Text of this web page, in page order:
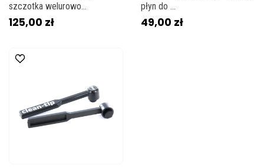
szczotka welurowo...
125,00 zł
płyn do ...
49,00 zł